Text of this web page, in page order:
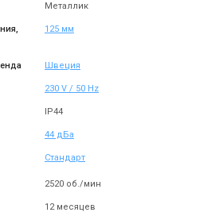
Швеция
Ostberg KVFU 250 A1-v1
Цена
Нет в наличии
Металлик
125 мм
Швеция
230 V / 50 Hz
IP44
44 дБа
Стандарт
2520 об./мин
12 месяцев